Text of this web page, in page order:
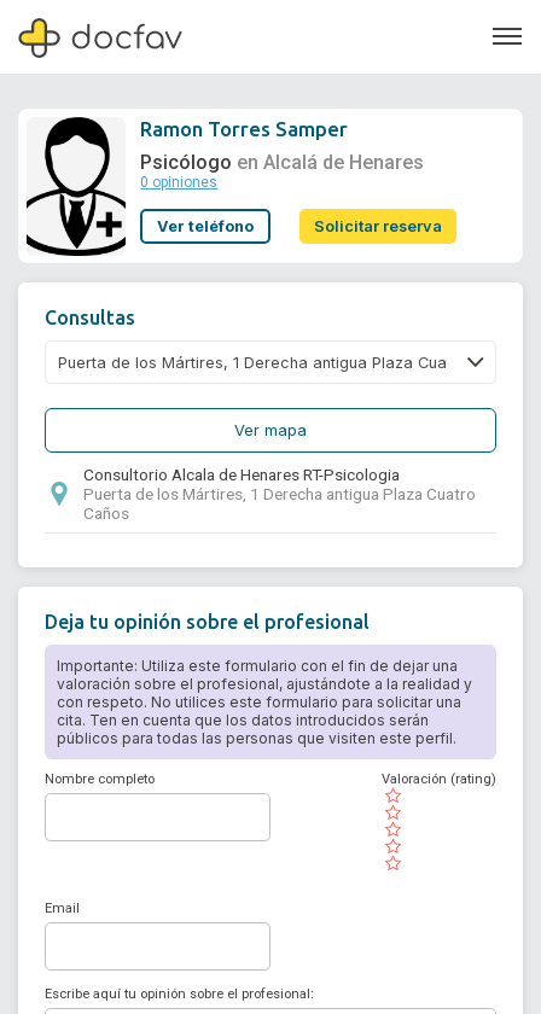
Soporte
Ramon Torres Samper
Psicólogo en Alcalá de Henares
0 opiniones
Ver teléfono Solicitar reserva
Consultas
Ver mapa
Consultorio Alcala de Henares RT-Psicologia
Puerta de los Mártires, 1 Derecha antigua Plaza Cuatro
Caños
Deja tu opinión sobre el profesional
Importante: Utiliza este formulario con el fin de dejar una
valoración sobre el profesional, ajustándote a la realidad y
con respeto. No utilices este formulario para solicitar una
cita. Ten en cuenta que los datos introducidos serán
públicos para todas las personas que visiten este perfil.
Nombre completo
( )
( )
( )
( )
( )
Valoración (rating)
Email
Escribe aquí tu opinión sobre el profesional: